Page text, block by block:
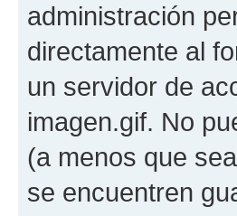
administración
directamente al
un servidor de
imagen.gif. No
(a menos que
se encuentren